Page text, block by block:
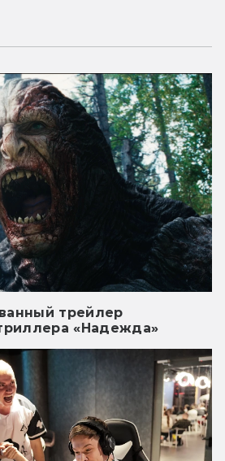
трейлер
«Надежда»